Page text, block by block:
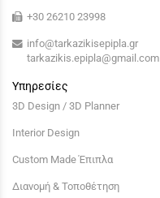
+30 26210 23998
info@tarkazikisepipla.gr
tarkazikis.epipla@gmail.com
Υπηρεσίες
3D Design / 3D Planner
Interior Design
Custom Made Έπιπλα
Διανομή & Τοποθέτηση